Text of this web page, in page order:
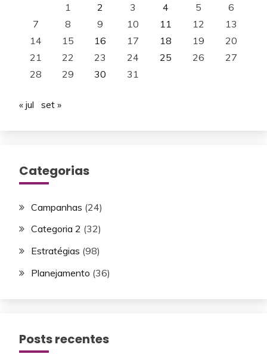
1
2 3 4 5
6
7
8 9 10 11 12
13
14
15 16 17 18 19
20
21
22 23 24 25 26
27
28
29 30 31
« jul set »
Categorias
Campanhas (24)
Categoria 2 (32)
Estratégias (98)
Planejamento (36)
Posts recentes